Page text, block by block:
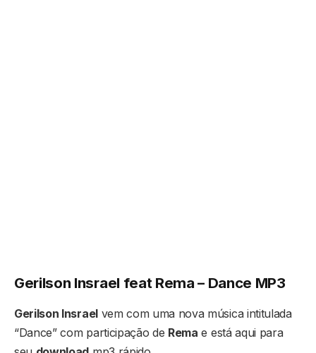
Gerilson Insrael feat Rema – Dance MP3
Gerilson Insraelvem com uma nova música intitulada
“Dance” com participação de Rema e está aqui para